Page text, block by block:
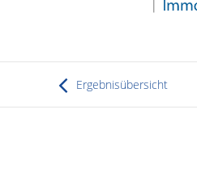
Ergebnisübersicht